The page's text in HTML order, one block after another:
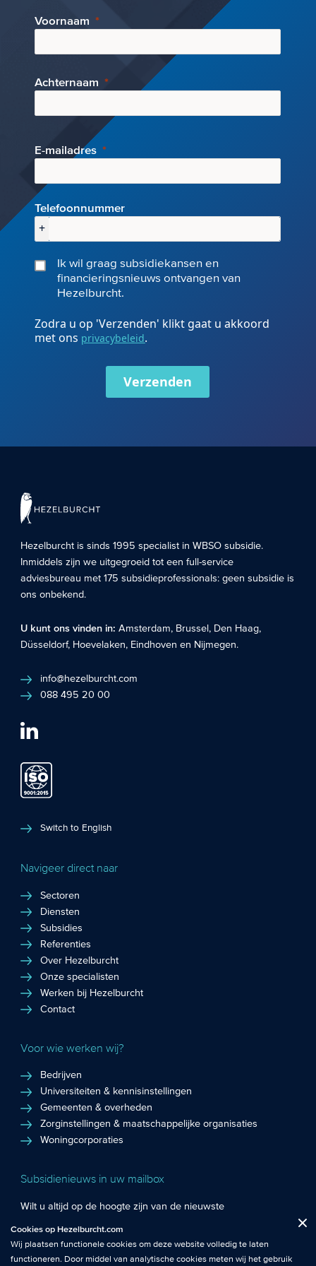
Voornaam
Achternaam
E-mailadres
Telefoonnummer
+
Ik wil graag subsidiekansen en
financieringsnieuws ontvangen van
Hezelburcht.
Zodra u op 'Verzenden' klikt gaat u akkoord
met ons privacybeleid.
Verzenden
Hezelburcht is sinds 1995 specialist inWBSO subsidie.
Inmiddels zijn we uitgegroeid tot een full-service
adviesbureau met 175 subsidieprofessionals: geen subsidie is
ons onbekend.
U kunt ons vinden in:Amsterdam, Brussel , Den Haag,
Düsseldorf, Hoevelaken, Eindhoven en Nijmegen.
info@hezelburcht.com
088 495 20 00
Switch to English
Navigeer direct naar
Sectoren
Diensten
Subsidies
Referenties
Over Hezelburcht
Onze specialisten
Werken bij Hezelburcht
Contact
Voor wie werken wij?
Bedrijven
Universiteiten & kennisinstellingen
Gemeenten & overheden
Zorginstellingen & maatschappelijke organisaties
Woningcorporaties
Subsidienieuws in uw mailbox
Wilt u altijd op de hoogte zijn van de nieuwste
voor de Hezelburcht Subsidienieuwsbrief!
noodzakelijk om de website goed te laten werken.
Cookies op Hezelburcht.com
Wij plaatsen functionele cookies om deze website volledig te laten
functioneren. Door middel van analytische cookies meten wij het gebruik